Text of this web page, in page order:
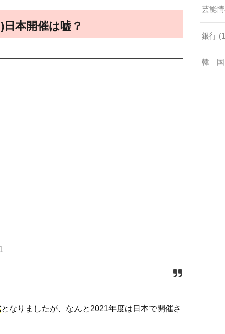
本開催は嘘？
となりましたが、なんと2021年度は日本で開催さ
芸能
銀行
韓 国